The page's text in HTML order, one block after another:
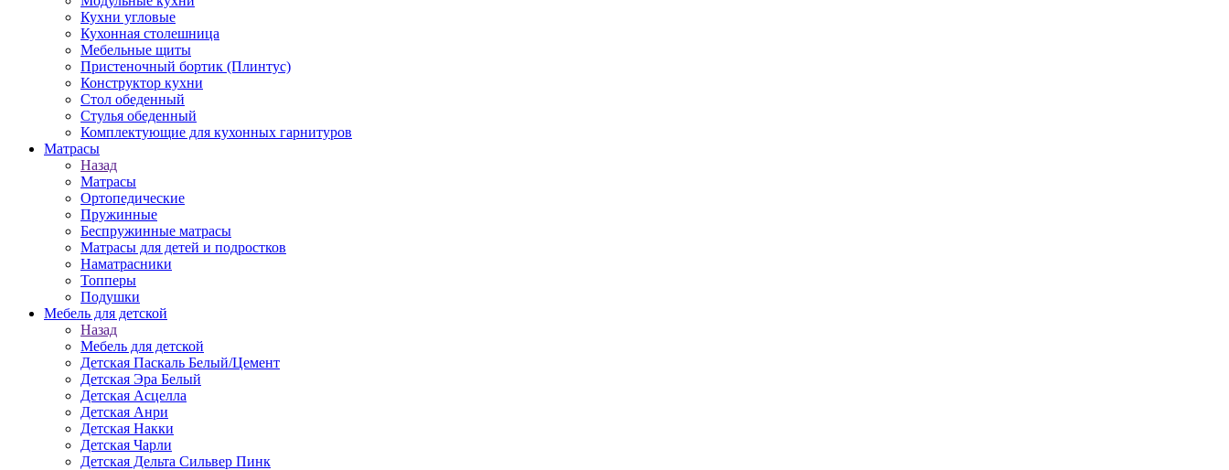
Кухни угловые
Кухонная столешница
Мебельные щиты
Пристеночный бортик (Плинтус)
Конструктор кухни
Стол обеденный
Стулья обеденный
Комплектующие для кухонных гарнитуров
Матраcы
Назад
Матраcы
Ортопедические
Пружинные
Беспружинные матрасы
Матрасы для детей и подростков
Наматрасники
Топперы
Подушки
Мебель для детской
Назад
Мебель для детской
Детская Паскаль Белый/Цемент
Детская Эра Белый
Детская Асцелла
Детская Анри
Детская Накки
Детская Чарли
Детская Дельта Сильвер Пинк